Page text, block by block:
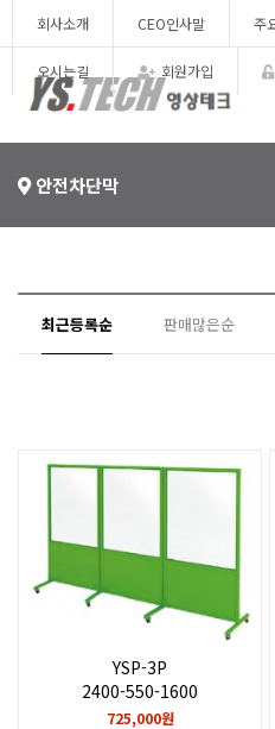
회사소개 CEO인사말 주
오시는길 회원가입
안전차단막
최근등록순 판매많은순
YSP-3P
2400-550-1600
725,000원